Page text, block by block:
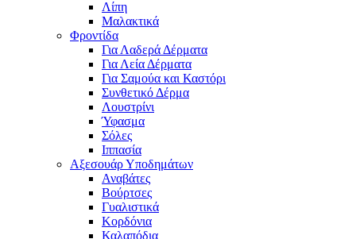
Λίπη
Μαλακτικά
Φροντίδα
Για Λαδερά Δέρματα
Για Λεία Δέρματα
Για Σαμούα και Καστόρι
Συνθετικό Δέρμα
Λουστρίνι
Ύφασμα
Σόλες
Ιππασία
Αξεσουάρ Υποδημάτων
Αναβάτες
Βούρτσες
Γυαλιστικά
Κορδόνια
Καλαπόδια